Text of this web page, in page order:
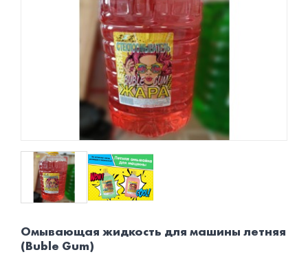
Омывающая жидкость для машины летняя
(Buble Gum)